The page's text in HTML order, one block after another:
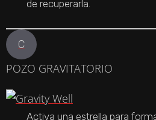
de recuperarla.
C
POZO GRAVITATORIO
Activa una estrella para